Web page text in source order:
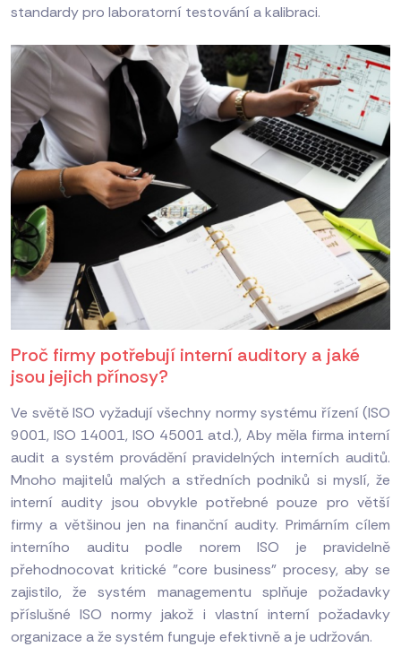
standardy pro laboratorní testování a kalibraci.
Proč firmy potřebují interní auditory a jaké
jsou jejich přínosy?
Ve světě ISO vyžadují všechny normy systému řízení (ISO
9001, ISO 14001, ISO 45001 atd.), Aby měla firma interní
audit a systém provádění pravidelných interních auditů.
Mnoho majitelů malých a středních podniků si myslí, že
interní audity jsou obvykle potřebné pouze pro větší
firmy a většinou jen na finanční audity. Primárním cílem
interního auditu podle norem ISO je pravidelně
přehodnocovat kritické "core business" procesy, aby se
zajistilo, že systém managementu splňuje požadavky
příslušné ISO normy jakož i vlastní interní požadavky
organizace a že systém funguje efektivně a je udržován.